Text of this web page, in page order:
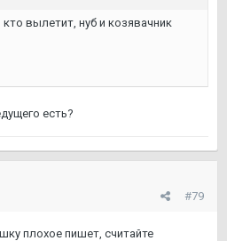
вылетит, нуб и козявачник
есть?
#79
плохое пишет, считайте